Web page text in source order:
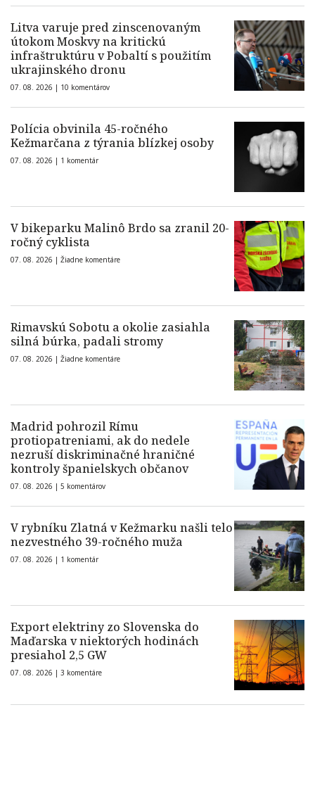
Litva varuje pred zinscenovaným
útokom Moskvy na kritickú
infraštruktúru v Pobaltí s použitím
ukrajinského dronu
07. 08. 2026 | 10 komentárov
Polícia obvinila 45-ročného
Kežmarčana z týrania blízkej osoby
07. 08. 2026 | 1 komentár
V bikeparku Malinô Brdo sa zranil 20-
ročný cyklista
07. 08. 2026 | Žiadne komentáre
Rimavskú Sobotu a okolie zasiahla
silná búrka, padali stromy
07. 08. 2026 | Žiadne komentáre
Madrid pohrozil Rímu
protiopatreniami, ak do nedele
nezruší diskriminačné hraničné
kontroly španielskych občanov
07. 08. 2026 | 5 komentárov
V rybníku Zlatná v Kežmarku našli telo
nezvestného 39-ročného muža
07. 08. 2026 | 1 komentár
Export elektriny zo Slovenska do
Maďarska v niektorých hodinách
presiahol 2,5 GW
07. 08. 2026 | 3 komentáre